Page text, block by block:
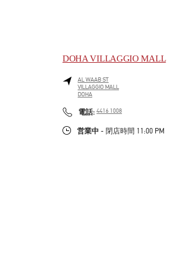
DOHA VILLAGGIO MALL
AL WAAB ST
VILLAGGIO MALL
DOHA
電話: PHONE
4416 1008
営業中 - 閉店時間 11:00 PM